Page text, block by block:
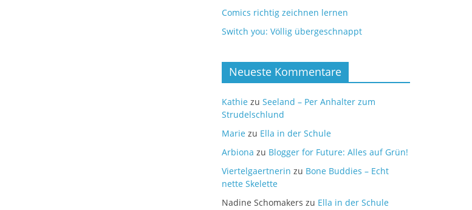
Comics richtig zeichnen lernen
Switch you: Völlig übergeschnappt
Neueste Kommentare
Kathie zu Seeland – Per Anhalter zum
Strudelschlund
Marie zu Ella in der Schule
Arbiona zu Blogger for Future: Alles auf Grün!
Viertelgaertnerin zu Bone Buddies – Echt
nette Skelette
Nadine Schomakers zu Ella in der Schule